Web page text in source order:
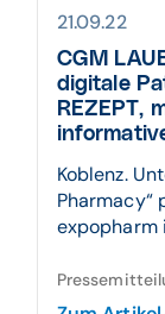
21.09.22
CGM
digitale
REZEPT,
Koblenz.
Pharmacy“
expopharm